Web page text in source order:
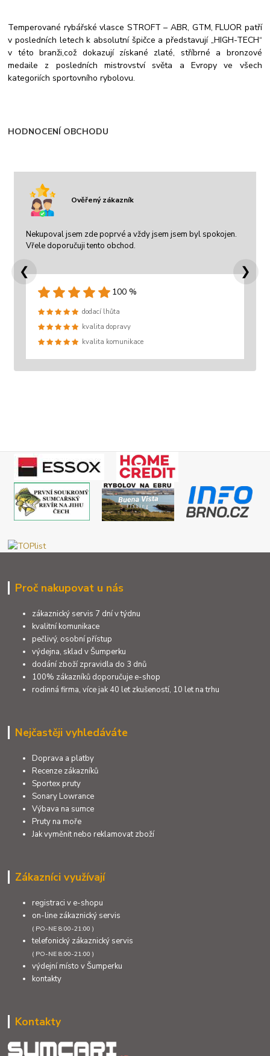
Temperované rybářské vlasce STROFT – ABR, GTM, FLUOR patří
v posledních letech k absolutní špičce a představují „HIGH-TECH“
v této branži,což dokazují získané zlaté, stříbrné a bronzové
medaile z posledních mistrovství světa a Evropy ve všech
kategoriích sportovního rybolovu.
HODNOCENÍ OBCHODU
Ověřený zákazník
Nekupoval jsem zde poprvé a vždy jsem jsem byl spokojen.
Vřele doporučuji tento obchod.
100 %
dodací lhůta
kvalita dopravy
kvalita komunikace
❮ ❯
Proč nakupovat u nás
zákaznický servis 7 dní v týdnu
kvalitní komunikace
pečlivý, osobní přístup
výdejna, sklad v Šumperku
dodání zboží zpravidla do 3 dnů
100% zákazníků doporučuje e-shop
rodinná firma, více jak 40 let zkušeností, 10 let na trhu
Nejčastěji vyhledáváte
Doprava a platby
Recenze zákazníků
Sportex pruty
Sonary Lowrance
Výbava na sumce
Pruty na moře
Jak vyměnit nebo reklamovat zboží
Zákazníci využívají
registraci v e-shopu
on-line zákaznický servis
( PO-NE 8:00-21:00 )
telefonický zákaznický servis
( PO-NE 8:00-21:00 )
výdejní místo v Šumperku
kontakty
Kontakty